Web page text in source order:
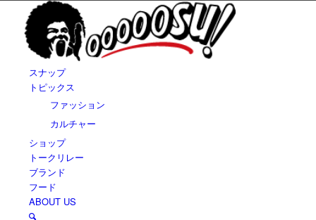
スナップ
トピックス
ファッション
カルチャー
ショップ
トークリレー
ブランド
フード
ABOUT US